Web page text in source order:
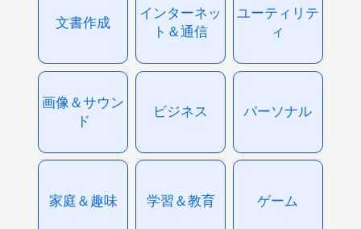
文書作成
インターネッ
ト＆通信
ユーティリテ
ィ
画像＆サウン
ド
ビジネス パーソナル
家庭＆趣味 学習＆教育 ゲーム